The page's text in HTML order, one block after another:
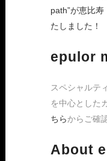
path”が恵比
たしました！
epulor
スペシャルテ
を中心とした
ちらからご確
About